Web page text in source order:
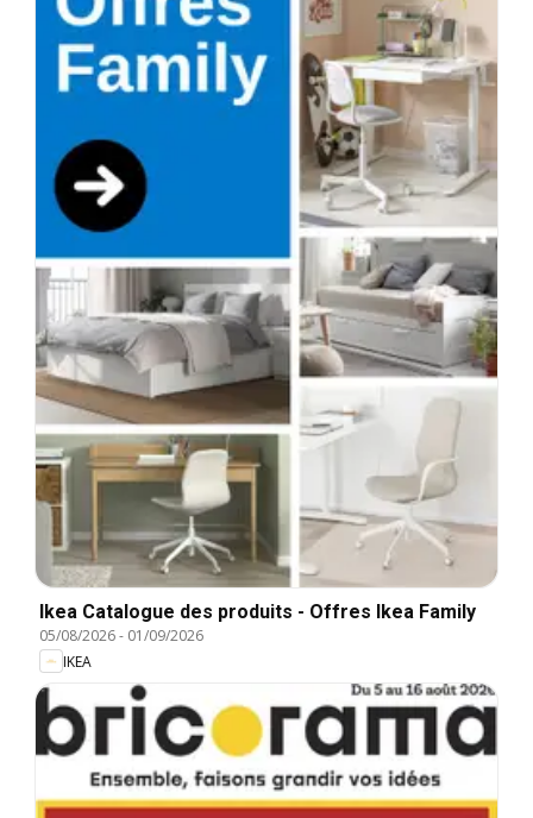
Ikea Catalogue des produits - Offres Ikea Family
05/08/2026- 01/09/2026
IKEA